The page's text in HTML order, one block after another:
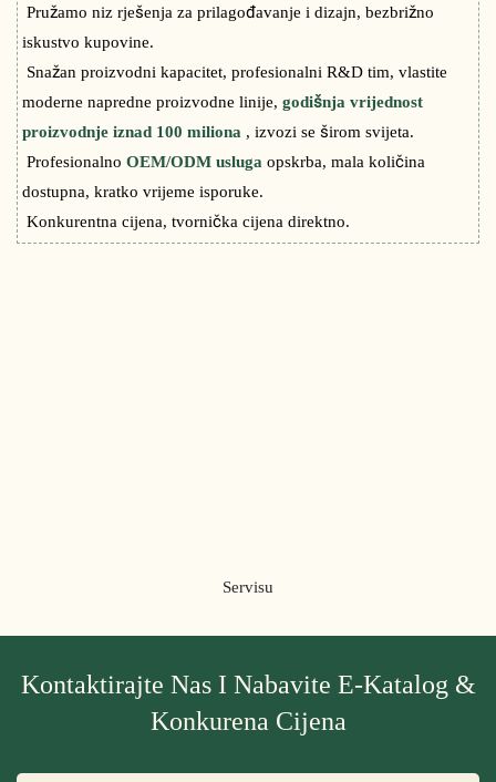
Pružamo niz rješenja za prilagođavanje i dizajn, bezbrižno
iskustvo kupovine.
Snažan proizvodni kapacitet, profesionalni R&D tim, vlastite
moderne napredne proizvodne linije,godišnja vrijednost
proizvodnje iznad 100 miliona , izvozi se širom svijeta.
ProfesionalnoOEM/ODM uslugaopskrba, mala količina
dostupna, kratko vrijeme isporuke.
Konkurentna cijena, tvornička cijena direktno.
Servisu
Kontaktirajte Nas I Nabavite E-Katalog &
Konkurena Cijena